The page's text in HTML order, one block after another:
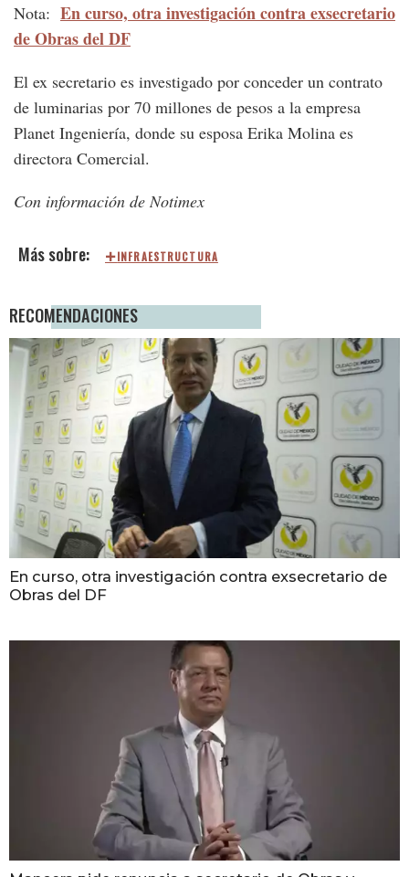
Nota: En curso, otra investigación contra exsecretario
de Obras del DF
El ex secretario es investigado por conceder un contrato
de luminarias por 70 millones de pesos a la empresa
Planet Ingeniería, donde su esposa Erika Molina es
directora Comercial.
Con información de Notimex
INFRAESTRUCTURA
RECOMENDACIONES
En curso, otra investigación contra exsecretario de
Obras del DF